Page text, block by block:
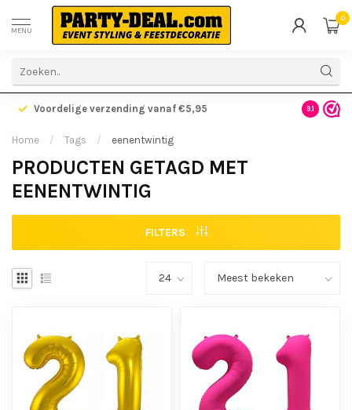
MENU
0
Voordelige verzending vanaf €5,95 Gratis
9.1
Home / Tags / eenentwintig
PRODUCTEN GETAGD MET
EENENTWINTIG
FILTERS